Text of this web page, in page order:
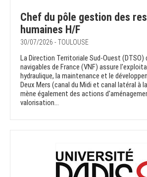
Chef du pôle gestion des
humaines H/F
30/07/2026 - TOULOUSE
La Direction Territoriale Sud-Ouest (DTSO)
navigables de France (VNF) assure
hydraulique, la maintenance et le
Deux Mers (canal du Midi et canal latéral à
mène également des actions
valorisation...